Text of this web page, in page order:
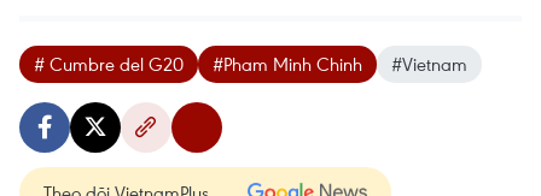
# Cumbre del G20 #Pham Minh Chinh #Vietnam